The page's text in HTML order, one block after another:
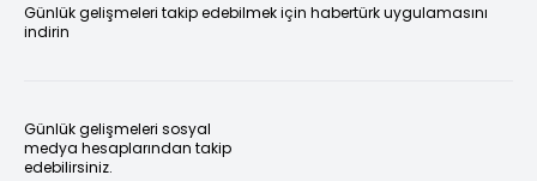
Günlük gelişmeleri takip edebilmek için habertürk uygulamasını
indirin
Günlük gelişmeleri sosyal
medya hesaplarından takip
edebilirsiniz.